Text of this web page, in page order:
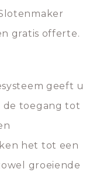
gratis offerte.
geeft u
de toegang tot
het tot een
groeiende